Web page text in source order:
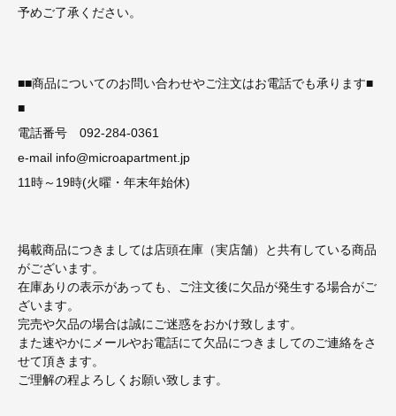
予めご了承ください。
■■商品についてのお問い合わせやご注文はお電話でも承ります■
■
電話番号 092-284-0361
e-mail info@microapartment.jp
11時～19時(火曜・年末年始休)
掲載商品につきましては店頭在庫（実店舗）と共有している商品
がございます。
在庫ありの表示があっても、ご注文後に欠品が発生する場合がご
ざいます。
完売や欠品の場合は誠にご迷惑をおかけ致します。
また速やかにメールやお電話にて欠品につきましてのご連絡をさ
せて頂きます。
ご理解の程よろしくお願い致します。